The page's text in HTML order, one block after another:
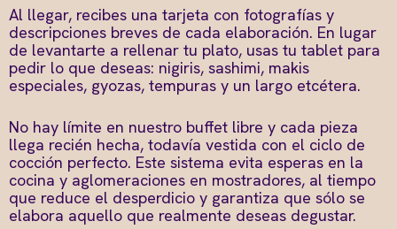
Al llegar, recibes una tarjeta con fotografías y
descripciones breves de cada elaboración. En lugar
de levantarte a rellenar tu plato, usas tu tablet para
pedir lo que deseas: nigiris, sashimi, makis
especiales, gyozas, tempuras y un largo etcétera.
No hay límite en nuestro buffet libre y cada pieza
llega recién hecha, todavía vestida con el ciclo de
cocción perfecto. Este sistema evita esperas en la
cocina y aglomeraciones en mostradores, al tiempo
que reduce el desperdicio y garantiza que sólo se
elabora aquello que realmente deseas degustar.